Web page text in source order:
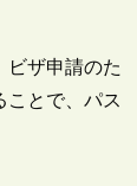
ビザ申請のた
ことで、パス